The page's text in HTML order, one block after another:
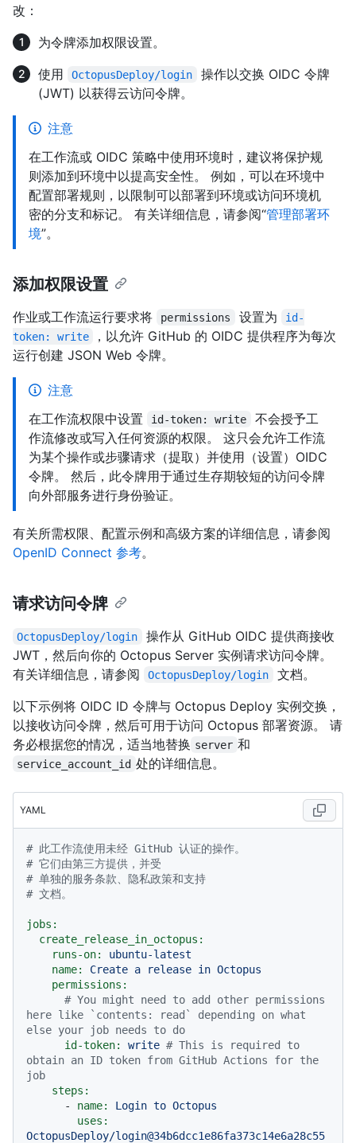
改：
为令牌添加权限设置。
使用
OctopusDeploy/login
操作以交换 OIDC 令牌
(JWT) 以获得云访问令牌。
注意
在工作流或 OIDC 策略中使用环境时，建议将保护规
则添加到环境中以提高安全性。 例如，可以在环境中
配置部署规则，以限制可以部署到环境或访问环境机
密的分支和标记。 有关详细信息，请参阅“管理部署环
境”。
添加权限设置
作业或工作流运行要求将 permissions 设置为
id-
token: write
，以允许 GitHub 的 OIDC 提供程序为每次
运行创建 JSON Web 令牌。
注意
在工作流权限中设置
id-token: write
不会授予工
作流修改或写入任何资源的权限。 这只会允许工作流
为某个操作或步骤请求（提取）并使用（设置）OIDC
令牌。 然后，此令牌用于通过生存期较短的访问令牌
向外部服务进行身份验证。
有关所需权限、配置示例和高级方案的详细信息，请参阅
OpenID Connect 参考。
请求访问令牌
OctopusDeploy/login
操作从 GitHub OIDC 提供商接收
JWT，然后向你的 Octopus Server 实例请求访问令牌。
有关详细信息，请参阅
OctopusDeploy/login
文档。
以下示例将 OIDC ID 令牌与 Octopus Deploy 实例交换，
以接收访问令牌，然后可用于访问 Octopus 部署资源。 请
务必根据您的情况，适当地替换 server 和
service_account_id 处的详细信息。
YAML
# 此工作流使用未经 GitHub 认证的操作。
# 它们由第三方提供，并受
# 单独的服务条款、隐私政策和支持
# 文档。
jobs:
create_release_in_octopus:
runs-on:
ubuntu-latest
name:
Create a release in Octopus
permissions:
# You might need to add other permissions
here like `contents: read` depending on what
else your job needs to do
id-token:
write # This is required to
obtain an ID token from GitHub Actions for the
job
steps:
-
name: Login to Octopus
uses:
OctopusDeploy/login@34b6dcc1e86fa373c14e6a28c55